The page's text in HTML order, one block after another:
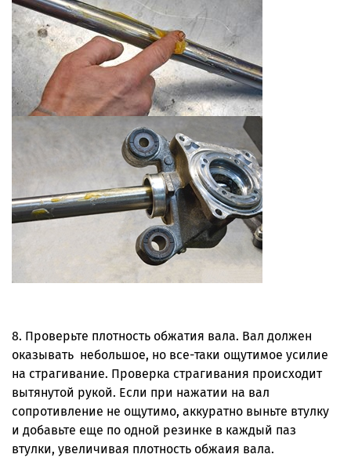
8. Проверьте плотность обжатия вала. Вал должен
оказывать небольшое, но все-таки ощутимое усилие
на страгивание. Проверка страгивания происходит
вытянутой рукой. Если при нажатии на вал
сопротивление не ощутимо, аккуратно выньте втулку
и добавьте еще по одной резинке в каждый паз
втулки, увеличивая плотность обжаия вала.